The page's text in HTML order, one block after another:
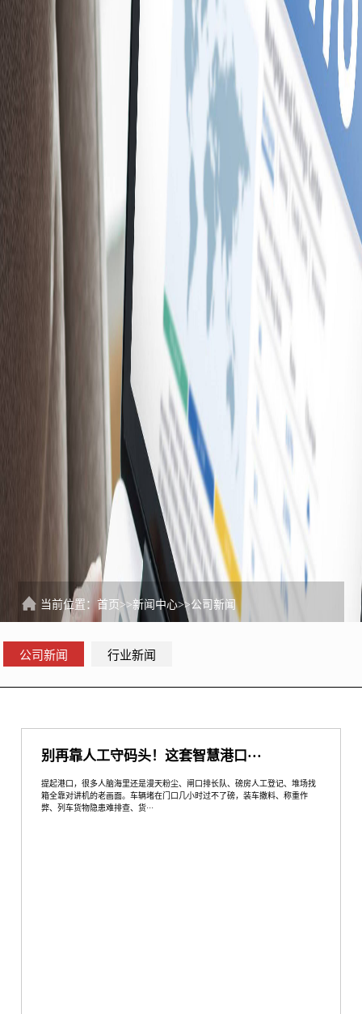
当前位置：首页 >>新闻中心>>公司新闻
公司新闻 行业新闻
别再靠人工守码头！这套智慧港口···
提起港口，很多人脑海里还是漫天粉尘、闸口排长队、磅房人工登记、堆场找
箱全靠对讲机的老画面。车辆堵在门口几小时过不了磅，装车撒料、称重作
弊、列车货物隐患难排查、货···